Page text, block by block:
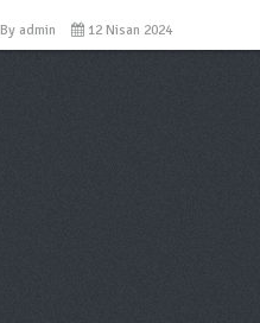
By admin 12 Nisan 2024